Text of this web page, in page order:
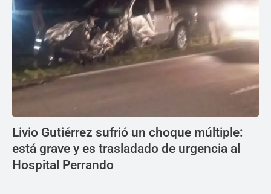
Livio Gutiérrez sufrió un choque múltiple:
está grave y es trasladado de urgencia al
Hospital Perrando